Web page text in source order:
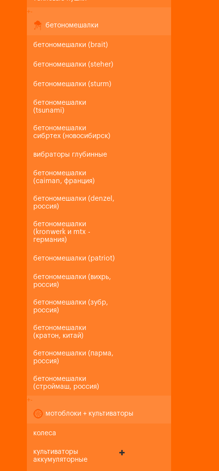
+-
бетономешалки
бетономешалки (brait)
бетономешалки (steher)
бетономешалки (sturm)
бетономешалки
(tsunami)
бетономешалки
сибртех (новосибирск)
вибраторы глубинные
бетономешалки
(caiman, франция)
бетономешалки (denzel,
россия)
бетономешалки
(kronwerk и mtx -
германия)
бетономешалки (patriot)
бетономешалки (вихрь,
россия)
бетономешалки (зубр,
россия)
бетономешалки
(кратон, китай)
бетономешалки (парма,
россия)
бетономешалки
(строймаш, россия)
+-
мотоблоки + культиваторы
колеса
культиваторы
аккумуляторные